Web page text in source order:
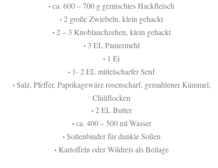
• ca. 600 – 700 g gemischtes Hackfleisch
• 2 große Zwiebeln, klein gehackt
•2 – 3 Knoblauchzehen, klein gehackt
•3 EL Paniermehl
• 1 Ei
• 1- 2 EL mittelscharfer Senf
•Salz, Pfeffer, Paprikagewürz rosenscharf, gemahlener Kümmel,
Chiliflocken
•2 EL Butter
•ca. 400 – 500 ml Wasser
•Soßenbinder für dunkle Soßen
•Kartoffeln oder Wildreis als Beilage